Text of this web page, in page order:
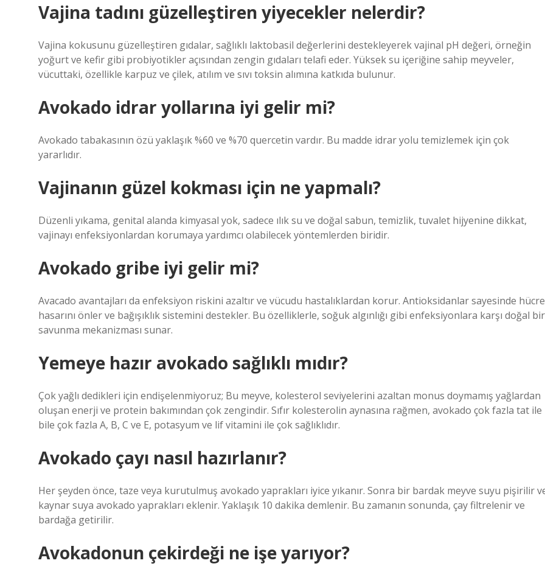
Vajina tadını güzelleştiren yiyecekler nelerdir?
Vajina kokusunu güzelleştiren gıdalar, sağlıklı laktobasil değerlerini destekleyerek vajinal pH değeri, örneğin
yoğurt ve kefir gibi probiyotikler açısından zengin gıdaları telafi eder. Yüksek su içeriğine sahip meyveler,
vücuttaki, özellikle karpuz ve çilek, atılım ve sıvı toksin alımına katkıda bulunur.
Avokado idrar yollarına iyi gelir mi?
Avokado tabakasının özü yaklaşık %60 ve %70 quercetin vardır. Bu madde idrar yolu temizlemek için çok
yararlıdır.
Vajinanın güzel kokması için ne yapmalı?
Düzenli yıkama, genital alanda kimyasal yok, sadece ılık su ve doğal sabun, temizlik, tuvalet hijyenine dikkat,
vajinayı enfeksiyonlardan korumaya yardımcı olabilecek yöntemlerden biridir.
Avokado gribe iyi gelir mi?
Avacado avantajları da enfeksiyon riskini azaltır ve vücudu hastalıklardan korur. Antioksidanlar sayesinde hücre
hasarını önler ve bağışıklık sistemini destekler. Bu özelliklerle, soğuk algınlığı gibi enfeksiyonlara karşı doğal bir
savunma mekanizması sunar.
Yemeye hazır avokado sağlıklı mıdır?
Çok yağlı dedikleri için endişelenmiyoruz; Bu meyve, kolesterol seviyelerini azaltan monus doymamış yağlardan
oluşan enerji ve protein bakımından çok zengindir. Sıfır kolesterolin aynasına rağmen, avokado çok fazla tat ile
bile çok fazla A, B, C ve E, potasyum ve lif vitamini ile çok sağlıklıdır.
Avokado çayı nasıl hazırlanır?
Her şeyden önce, taze veya kurutulmuş avokado yaprakları iyice yıkanır. Sonra bir bardak meyve suyu pişirilir
kaynar suya avokado yaprakları eklenir. Yaklaşık 10 dakika demlenir. Bu zamanın sonunda, çay filtrelenir ve
bardağa getirilir.
Avokadonun çekirdeği ne işe yarıyor?